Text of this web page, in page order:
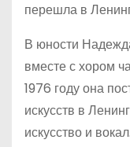
перешла в
В юности
вместе с хором
1976 году она
искусств в
искусство и вокал.